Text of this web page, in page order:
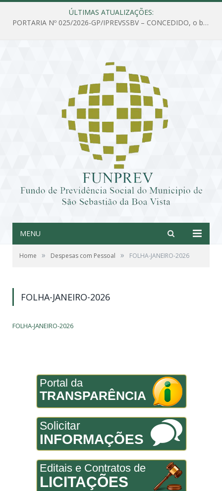
ÚLTIMAS ATUALIZAÇÕES:
PORTARIA Nº 025/2026-GP/IPREVSSBV – CONCEDIDO, o benefício de PENSÃO a MARIA ESTELA DOS SANTOS SOUZA
MENU
Home » Despesas com Pessoal » FOLHA-JANEIRO-2026
FOLHA-JANEIRO-2026
FOLHA-JANEIRO-2026
Portal da
TRANSPARÊNCIA
Solicitar
INFORMAÇÕES
Editais e Contratos de
LICITAÇÕES